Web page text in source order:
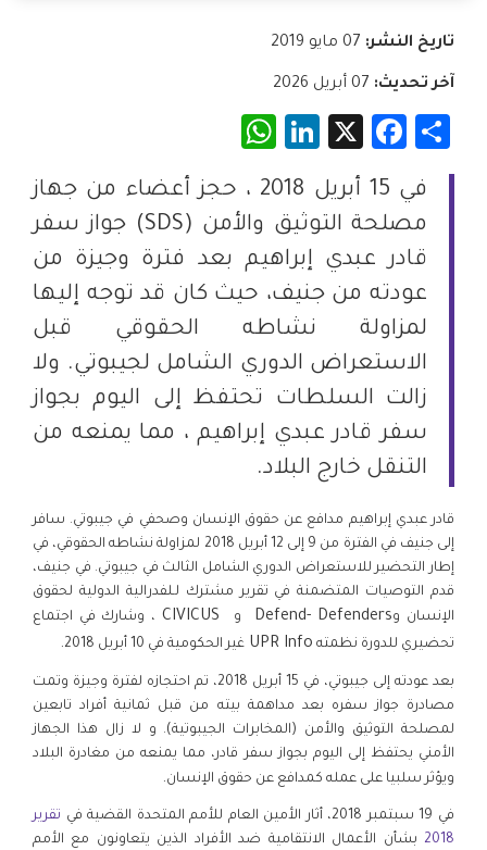
تاريخ النشر:
آخر تحديث:
Share
Facebook
LinkedIn
في 15 أبريل 2018 ، حجز أعضاء من جهاز
مصلحة التوثيق والأمن (SDS) جواز سفر
قادر عبدي إبراهيم بعد فترة وجيزة من
عودته من جنيف، حيث كان قد توجه إليها
لمزاولة نشاطه الحقوقي قبل
الاستعراض الدوري الشامل لجيبوتي. ولا
زالت السلطات تحتفظ إلى اليوم بجواز
سفر قادر عبدي إبراهيم ، مما يمنعه من
التنقل خارج البلاد.
قادر عبدي إبراهيم مدافع عن حقوق الإنسان وصحفي في جيبوتي. سافر
إلى جنيف في الفترة من 9 إلى 12 أبريل 2018 لمزاولة نشاطه الحقوقي، في
إطار التحضير للاستعراض الدوري الشامل الثالث في جيبوتي. في جنيف،
قدم التوصيات المتضمنة في تقرير مشترك لـلفدرالية الدولية لحقوق
الإنسان وDefend- Defenders و
، وشارك في اجتماع
تحضيري للدورة نظمته UPR Info غير الحكومية في 10 أبريل 2018 .
بعد عودته إلى جيبوتي، في 15 أبريل 2018، تم احتجازه لفترة وجيزة وتمت
مصادرة جواز سفره بعد مداهمة بيته من قبل ثمانية أفراد تابعين
لمصلحة التوثيق والأمن (المخابرات الجيبوتية). و لا زال هذا الجهاز
الأمني يحتفظ إلى اليوم بجواز سفر قادر، مما يمنعه من مغادرة البلاد
ويؤثر سلبيا على عمله كمدافع عن حقوق الإنسان.
في 19 سبتمبر 2018، أثار الأمين العام للأمم المتحدة القضية في
تقرير
2018 بشأن الأعمال الانتقامية ضد الأفراد الذين يتعاونون مع الأمم